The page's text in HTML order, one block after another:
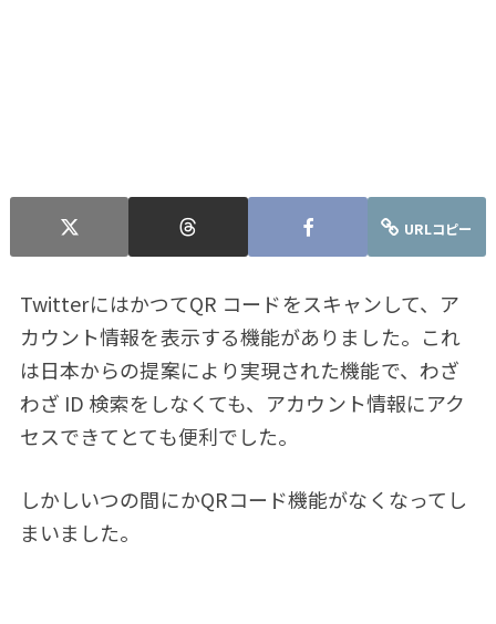
URLコピー
TwitterにはかつてQR コードをスキャンして、ア
カウント情報を表示する機能がありました。これ
は日本からの提案により実現された機能で、わざ
わざ ID 検索をしなくても、アカウント情報にアク
セスできてとても便利でした。
しかしいつの間にかQRコード機能がなくなってし
まいました。